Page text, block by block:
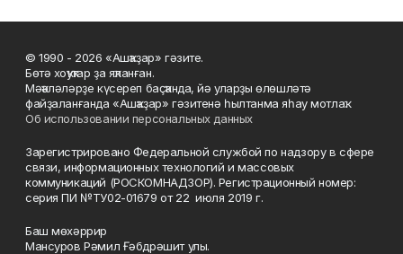
© 1990 - 2026 «Ашҡаҙар» гәзите.
Бөтә хоҡуҡтар ҙа яҡланған.
Мәҡәләләрҙе күсереп баҫҡанда, йә уларҙы өлөшләтә
файҙаланғанда «Ашҡаҙар» гәзитенә һылтанма яһау мотлаҡ.
Об использовании персональных данных
Зарегистрировано Федеральной службой по надзору в сфере
связи, информационных технологий и массовых
коммуникаций (РОСКОМНАДЗОР). Регистрационный номер:
серия ПИ №ТУ02-01679 от 22 июля 2019 г.
Баш мөхәррир
Мансуров Рәмил Ғәбдрәшит улы.